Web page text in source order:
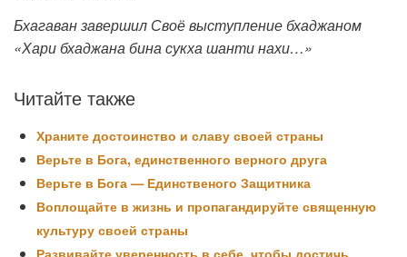
Бхагаван завершил Своё выступление бхаджаном
«Хари бхаджана бина сукха шанти нахи…»
Читайте также
Храните достоинство и славу своей страны
Верьте в Бога, единственного верного друга
Верьте в Бога — Единственого Защитника
Воплощайте в жизнь и пропагандируйте священную
культуру своей страны
Развивайте уверенность в себе, чтобы достичь